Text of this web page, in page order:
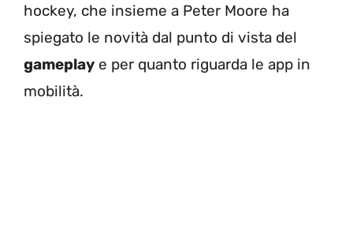
hockey, che insieme a Peter Moore ha
spiegato le novità dal punto di vista del
gameplay e per quanto riguarda le app in
mobilità.